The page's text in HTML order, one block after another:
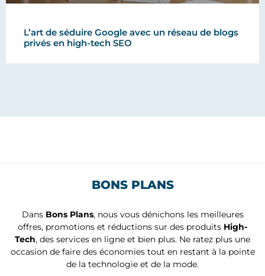
L’art de séduire Google avec un réseau de blogs
privés en high-tech SEO
BONS PLANS
Dans Bons Plans, nous vous dénichons les meilleures
offres, promotions et réductions sur des produits High-
Tech, des services en ligne et bien plus. Ne ratez plus une
occasion de faire des économies tout en restant à la pointe
de la technologie et de la mode.